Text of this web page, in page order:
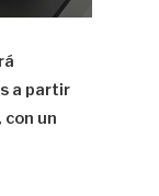
a partir
un